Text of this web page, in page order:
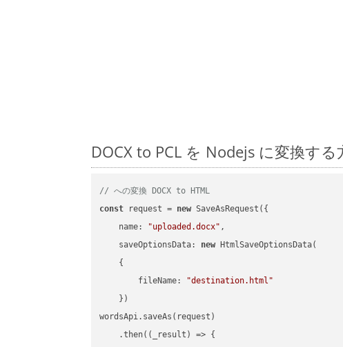
DOCX to PCL を Nodejs に変換す
// への変換 DOCX to HTML
const request = new SaveAsRequest({
name: "uploaded.docx" ,
saveOptionsData: new HtmlSaveOptionsData(
    {
fileName:
"destination.html"
    })
wordsApi.saveAs(request)
    .then(
( _result ) => {